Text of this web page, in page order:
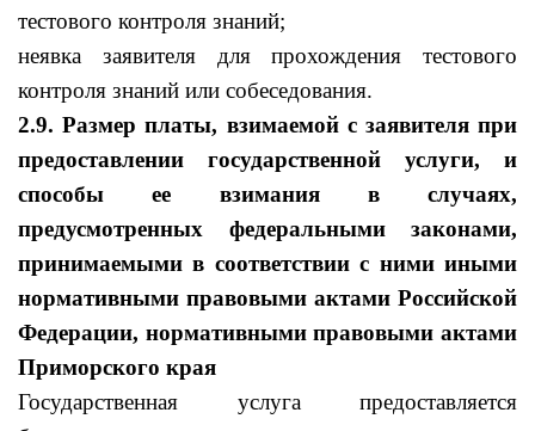
тестового контроля знаний;
неявка заявителя для прохождения тестового
контроля знаний или собеседования.
2.9.Размер платы, взимаемой с заявителя при
предоставлении государственной услуги, и
способы ее взимания в случаях,
предусмотренных федеральными законами,
принимаемыми в соответствии с ними иными
нормативными правовыми актами Российской
Федерации, нормативными правовыми актами
Приморского края
Государственная услуга предоставляется